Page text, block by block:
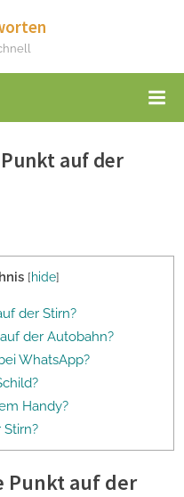
auf der
[hide]
der Stirn?
der Autobahn?
WhatsApp?
Handy?
Punkt auf der